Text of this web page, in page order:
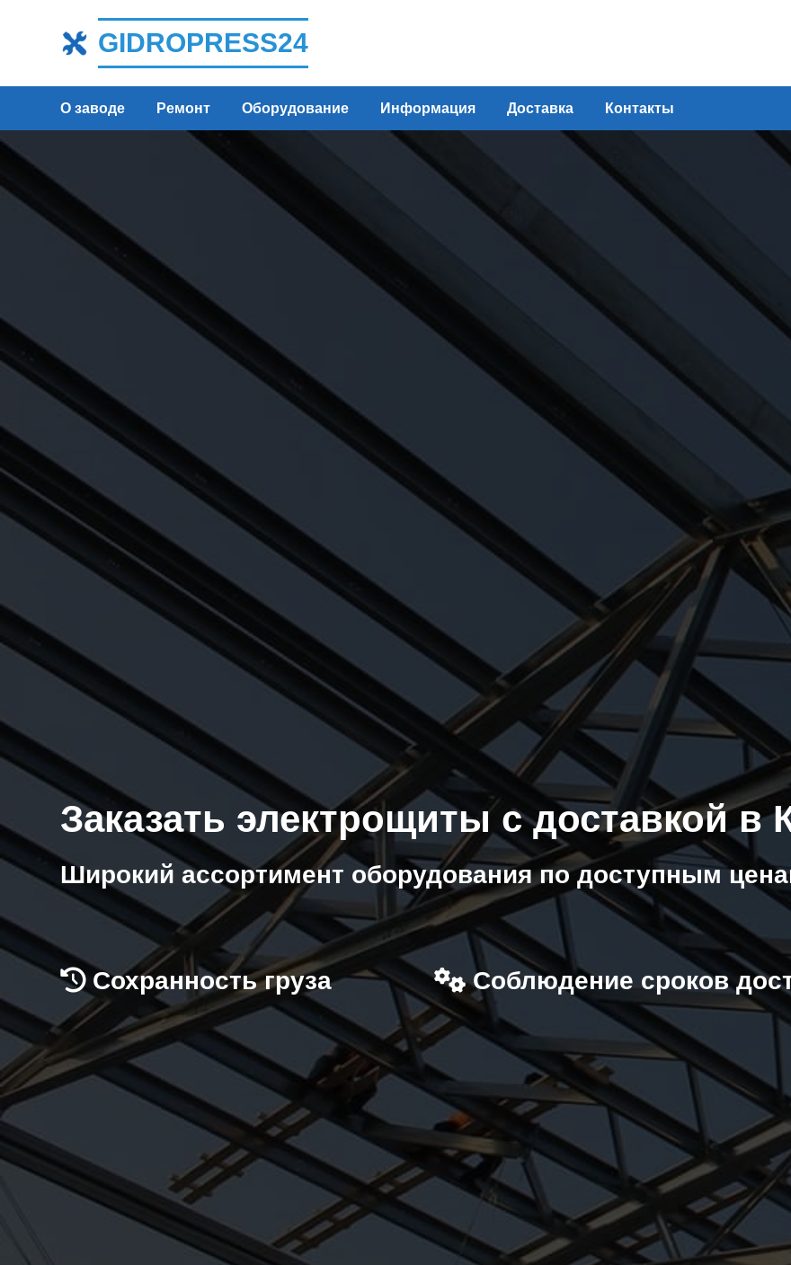
GIDROPRESS24
О заводе Ремонт Оборудование Информация Доставка Контакты
Заказать электрощиты с доставкой в
Широкий ассортимент оборудования по доступным
Сохранность груза Соблюдение сроков